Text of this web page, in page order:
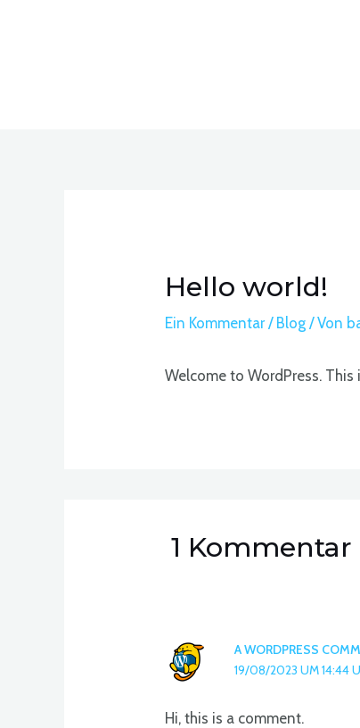
Hello world!
Ein Kommentar / Blog / Von
Welcome to WordPress.
1 Kommentar
A WORDPRESS
19/08/2023 UM 14:44
Hi, this is a comment.